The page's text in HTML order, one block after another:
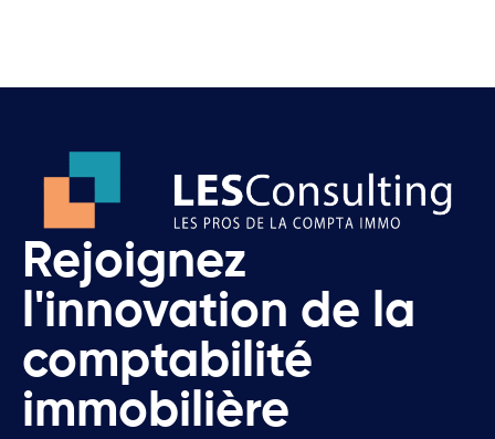
Rejoignez
l'innovation de la
comptabilité
immobilière